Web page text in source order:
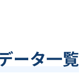
ータ一覧